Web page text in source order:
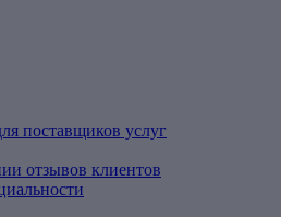
поставщиков услуг
отзывов клиентов